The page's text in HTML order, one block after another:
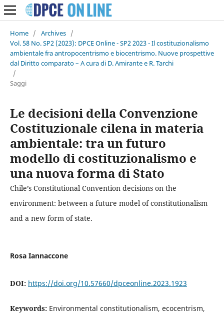
Home / Archives /
Vol. 58 No. SP2 (2023): DPCE Online - SP2 2023 - Il costituzionalismo
ambientale fra antropocentrismo e biocentrismo. Nuove prospettive
dal Diritto comparato – A cura di D. Amirante e R. Tarchi
/
Saggi
Le decisioni della Convenzione
Costituzionale cilena in materia
ambientale: tra un futuro
modello di costituzionalismo e
una nuova forma di Stato
Chile’s Constitutional Convention decisions on the
environment: between a future model of constitutionalism
and a new form of state.
Rosa Iannaccone
DOI: https://doi.org/10.57660/dpceonline.2023.1923
Keywords: Environmental constitutionalism, ecocentrism,